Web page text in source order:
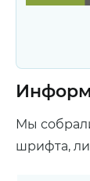
Мы
шрифта,